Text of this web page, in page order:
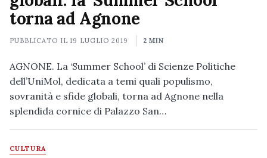
torna ad Agnone
PUBBLICATO IL19 LUGLIO 2019 2 MIN
AGNONE. La ‘Summer School’ di Scienze Politiche
dell’UniMol, dedicata a temi quali populismo,
sovranità e sfide globali, torna ad Agnone nella
splendida cornice di Palazzo San…
CULTURA